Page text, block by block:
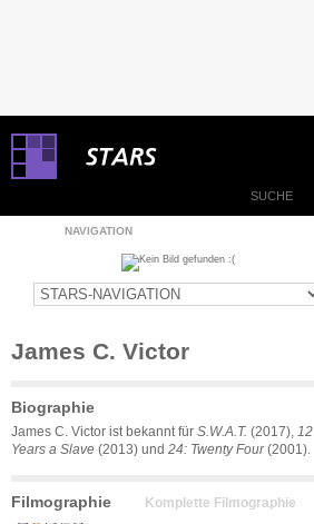
NAVIGATION
James C. Victor
Biographie
James C. Victor ist bekannt für S.W.A.T. (2017), 12
Years a Slave (2013) und 24: Twenty Four(2001).
Filmographie Komplette Filmographie